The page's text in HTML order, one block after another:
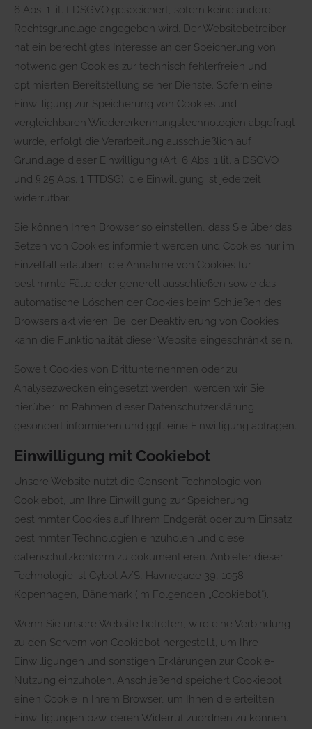
6 Abs. 1 lit. f DSGVO gespeichert, sofern keine andere
Rechtsgrundlage angegeben wird. Der Websitebetreiber
hat ein berechtigtes Interesse an der Speicherung von
notwendigen Cookies zur technisch fehlerfreien und
optimierten Bereitstellung seiner Dienste. Sofern eine
Einwilligung zur Speicherung von Cookies und
vergleichbaren Wiedererkennungstechnologien abgefragt
wurde, erfolgt die Verarbeitung ausschließlich auf
Grundlage dieser Einwilligung (Art. 6 Abs. 1 lit. a DSGVO
und § 25 Abs. 1 TTDSG); die Einwilligung ist jederzeit
widerrufbar.
Sie können Ihren Browser so einstellen, dass Sie über das
Setzen von Cookies informiert werden und Cookies nur im
Einzelfall erlauben, die Annahme von Cookies für
bestimmte Fälle oder generell ausschließen sowie das
automatische Löschen der Cookies beim Schließen des
Browsers aktivieren. Bei der Deaktivierung von Cookies
kann die Funktionalität dieser Website eingeschränkt sein.
Soweit Cookies von Drittunternehmen oder zu
Analysezwecken eingesetzt werden, werden wir Sie
hierüber im Rahmen dieser Datenschutzerklärung
gesondert informieren und ggf. eine Einwilligung abfragen.
Einwilligung mit Cookiebot
Unsere Website nutzt die Consent-Technologie von
Cookiebot, um Ihre Einwilligung zur Speicherung
bestimmter Cookies auf Ihrem Endgerät oder zum Einsatz
bestimmter Technologien einzuholen und diese
datenschutzkonform zu dokumentieren. Anbieter dieser
Technologie ist Cybot A/S, Havnegade 39, 1058
Kopenhagen, Dänemark (im Folgenden „Cookiebot“).
Wenn Sie unsere Website betreten, wird eine Verbindung
zu den Servern von Cookiebot hergestellt, um Ihre
Einwilligungen und sonstigen Erklärungen zur Cookie-
Nutzung einzuholen. Anschließend speichert Cookiebot
einen Cookie in Ihrem Browser, um Ihnen die erteilten
Einwilligungen bzw. deren Widerruf zuordnen zu können.